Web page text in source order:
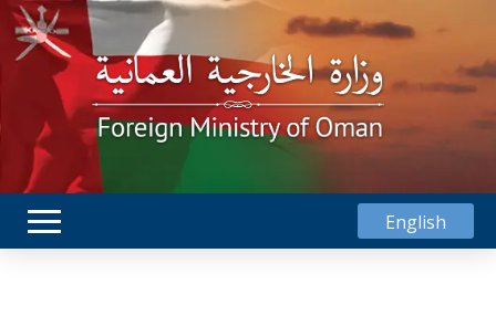
English